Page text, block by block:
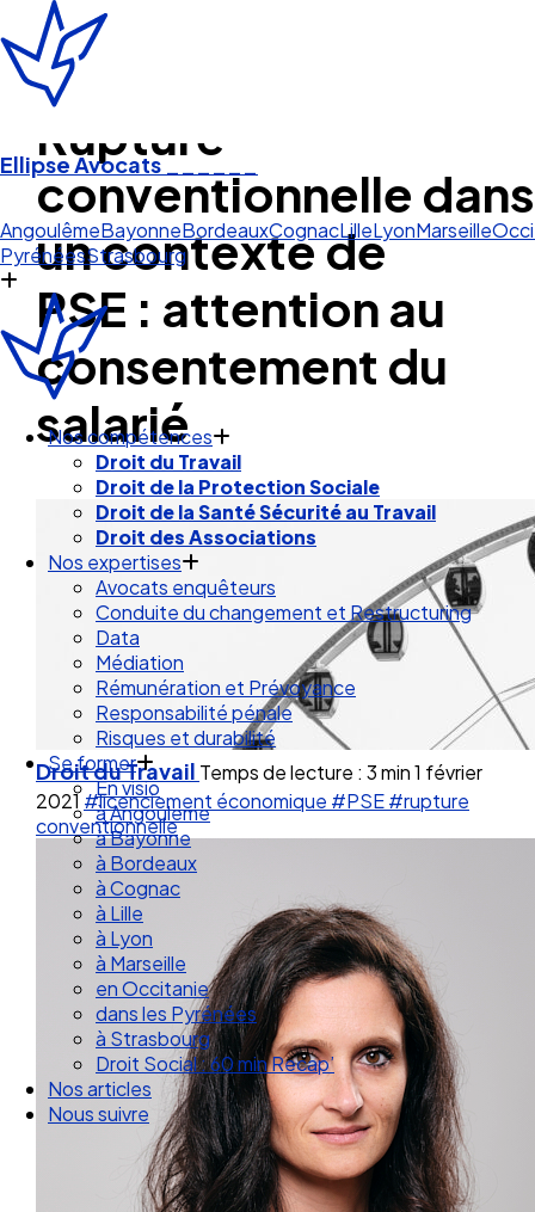
Ellipse Avocats______
Bay
AngoulêmeBayonneBordeauxCognacLilleLyon
Pyrénées
Nos compétences
Droit du Travail
Droit de la Protection Sociale
Droit de la Santé Sécurité au Travail
Droit des Associations
Nos expertises
Avocats enquêteurs
Conduite du changement et Restructuring
Data
Médiation
Rémunération et Prévoyance
Responsabilité pénale
Risques et durabilité
Se former
En visio
à Angouleme
à Bayonne
à Bordeaux
à Cognac
à Lille
à Lyon
à Marseille
en Occitanie
dans les Pyrénées
à Strasbourg
Droit Social : 60 min Recap’
Nos articles
Rupture
conventionnelle dans
un contexte de
PSE : attention au
consentement du
salarié
Droit du Travail Temps de lecture : 3 min1 février
2021#licenciement économique #PSE#rupture
conventionnelle